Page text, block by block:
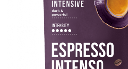
Cesti si farfurii
Pahare de cafea